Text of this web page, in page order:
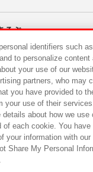
そぶ
ペーン
サステナビリティ サ
ー ウェブアクセシビリ
とともに
identifiers such
to personalize content
your use of our
partners, who may
you have provided to
your use of their
details about how we use
of each cookie. You
your information with our
Share My Personal